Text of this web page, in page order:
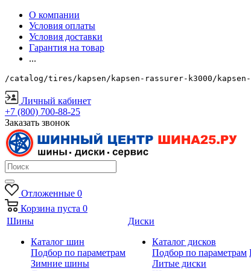
О компании
Условия оплаты
Условия доставки
Гарантия на товар
...
/catalog/tires/kapsen/kapsen-rassurer-k3000/
Личный кабинет
+7 (800) 700-88-25
Заказать звонок
Отложенные 0
Корзина пуста 0
Шины
Каталог шин
Подбор по параметрам
Зимние шины
Диски
Каталог дисков
Подбор по параметрам
Литые диски